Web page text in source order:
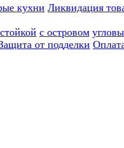
кухни Ликвидация
с островом
от подделки